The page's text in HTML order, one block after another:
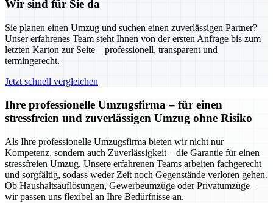
Wir sind für Sie da
Sie planen einen Umzug und suchen einen zuverlässigen Partner?
Unser erfahrenes Team steht Ihnen von der ersten Anfrage bis zum
letzten Karton zur Seite – professionell, transparent und
termingerecht.
Jetzt schnell vergleichen
Ihre professionelle Umzugsfirma – für einen
stressfreien und zuverlässigen Umzug ohne Risiko
Als Ihre professionelle Umzugsfirma bieten wir nicht nur
Kompetenz, sondern auch Zuverlässigkeit – die Garantie für einen
stressfreien Umzug. Unsere erfahrenen Teams arbeiten fachgerecht
und sorgfältig, sodass weder Zeit noch Gegenstände verloren gehen.
Ob Haushaltsauflösungen, Gewerbeumzüge oder Privatumzüge –
wir passen uns flexibel an Ihre Bedürfnisse an.